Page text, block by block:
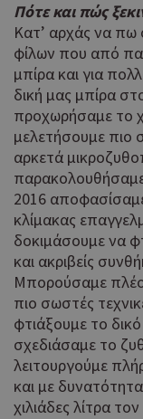
Πότε και πώς
Κατ’ αρχάς να πω
φίλων που από
μπίρα και για
δική μας μπίρα
προχωρήσαμε το
μελετήσουμε πιο
αρκετά
2016
κλίμακας
δοκιμάσουμε να
και ακριβείς
Μπορούσαμε
πιο σωστές
φτιάξουμε το
σχεδιάσαμε το
λειτουργούμε
και με
χιλιάδες λίτρα